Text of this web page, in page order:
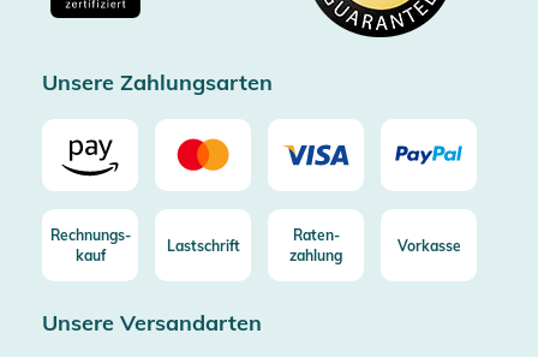
Unsere Zahlungsarten
Rechnungs-
kauf
Lastschrift
Raten-
zahlung
Vorkasse
Unsere Versandarten